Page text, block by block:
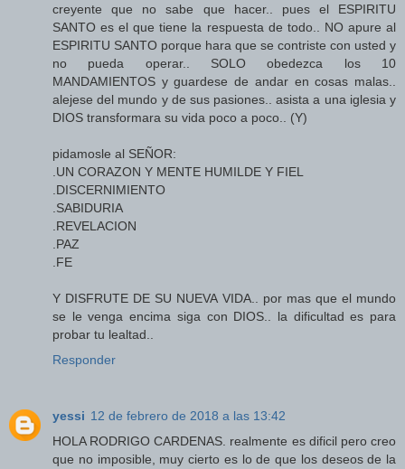
creyente que no sabe que hacer.. pues el ESPIRITU
SANTO es el que tiene la respuesta de todo.. NO apure al
ESPIRITU SANTO porque hara que se contriste con usted y
no pueda operar.. SOLO obedezca los 10
MANDAMIENTOS y guardese de andar en cosas malas..
alejese del mundo y de sus pasiones.. asista a una iglesia y
DIOS transformara su vida poco a poco.. (Y)
pidamosle al SEÑOR:
.UN CORAZON Y MENTE HUMILDE Y FIEL
.DISCERNIMIENTO
.SABIDURIA
.REVELACION
.PAZ
.FE
Y DISFRUTE DE SU NUEVA VIDA.. por mas que el mundo
se le venga encima siga con DIOS.. la dificultad es para
probar tu lealtad..
Responder
yessi 12 de febrero de 2018 a las 13:42
HOLA RODRIGO CARDENAS. realmente es dificil pero creo
que no imposible, muy cierto es lo de que los deseos de la